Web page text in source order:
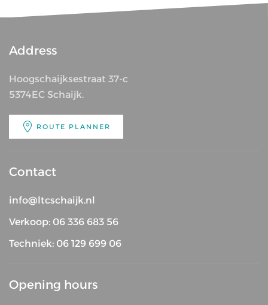
Address
Hoogschaijksestraat 37-c
5374EC Schaijk.
ROUTE PLANNER
Contact
info@ltcschaijk.nl
Verkoop: 06 336 683 56
Techniek: 06 129 699 06
Opening hours